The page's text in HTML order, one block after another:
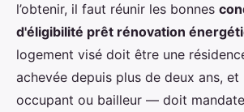
l’obtenir, il faut réunir les bonnes
d'éligibilité prêt rénovation
logement visé doit être une
achevée depuis plus de deux ans,
occupant ou bailleur — doit